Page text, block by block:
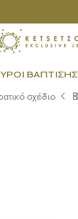
ΒΆΠΤΙΣΗΣ
σχέδιο